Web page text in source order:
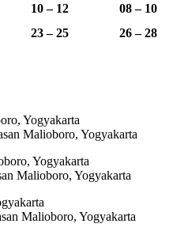
10 – 12
08 – 10
23 – 25 26 – 28
Yogyakarta
Malioboro, Yogyakarta
Yogyakarta
Malioboro, Yogyakarta
Malioboro, Yogyakarta